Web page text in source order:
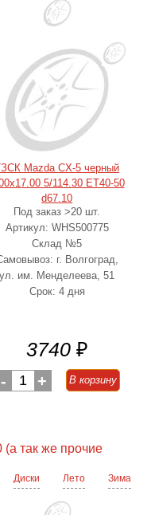
Mazda CX-5 черный
5/114.30 ET40-50
d67.10
Под заказ >20 шт.
Артикул: WHS500775
Склад №5
г. Волгоград,
ул. им. Менделеева, 51
Срок: 4 дня
3740 ₽
- 1 + В корзину
так же прочие
Диски Лето Зима